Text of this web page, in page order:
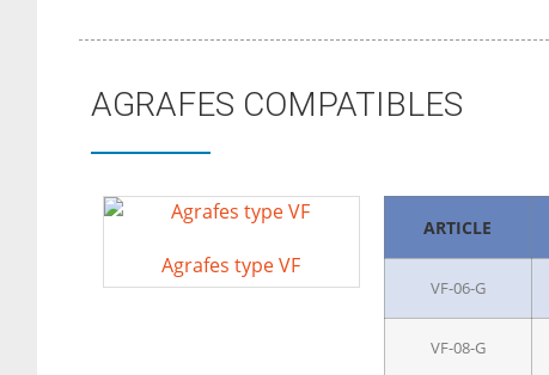
AGRAFES COMPATIBLES
Agrafes type VF
ARTICLE
VF-06-G
VF-08-G